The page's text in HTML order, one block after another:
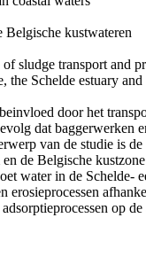
Belgische kustwateren
transport and
Schelde estuary
door het
dat baggerwerken
van de studie is
de Belgische
water in de Schelde-
op de